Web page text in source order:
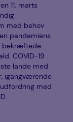
11. marts
med behov
pandemiens
bekræftede
COVID-19
lande med
igangværende
med